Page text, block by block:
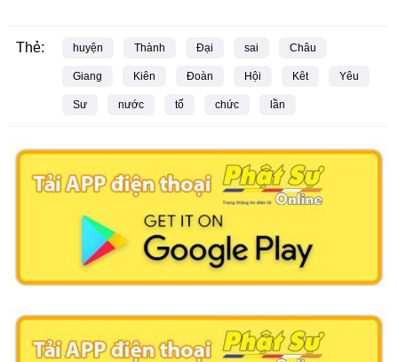
Thẻ: huyện Thành Đại sai Châu
Giang Kiên Đoàn Hội Kêt Yêu
Sư nước tổ chức lần